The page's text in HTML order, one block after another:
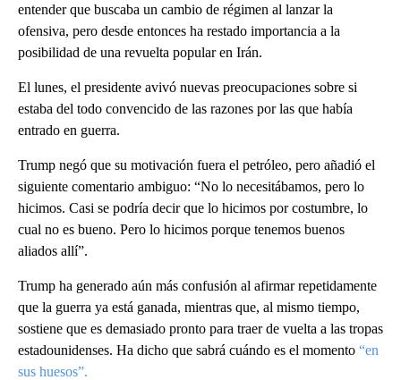
entender que buscaba un cambio de régimen al lanzar la
ofensiva, pero desde entonces ha restado importancia a la
posibilidad de una revuelta popular en Irán.
El lunes, el presidente avivó nuevas preocupaciones sobre si
estaba del todo convencido de las razones por las que había
entrado en guerra.
Trump negó que su motivación fuera el petróleo, pero añadió el
siguiente comentario ambiguo: “No lo necesitábamos, pero lo
hicimos. Casi se podría decir que lo hicimos por costumbre, lo
cual no es bueno. Pero lo hicimos porque tenemos buenos
aliados allí”.
Trump ha generado aún más confusión al afirmar repetidamente
que la guerra ya está ganada, mientras que, al mismo tiempo,
sostiene que es demasiado pronto para traer de vuelta a las tropas
estadounidenses. Ha dicho que sabrá cuándo es el momento “en
sus huesos”.